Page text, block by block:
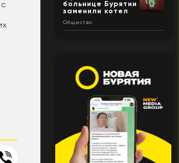
больнице Бурятии
заменили котел
Общество